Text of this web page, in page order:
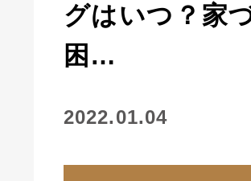
グはいつ？家
困…
2022.01.04